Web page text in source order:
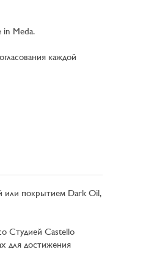
in Meda.
каждой
или покрытием Dark Oil,
Студией Castello
для достижения